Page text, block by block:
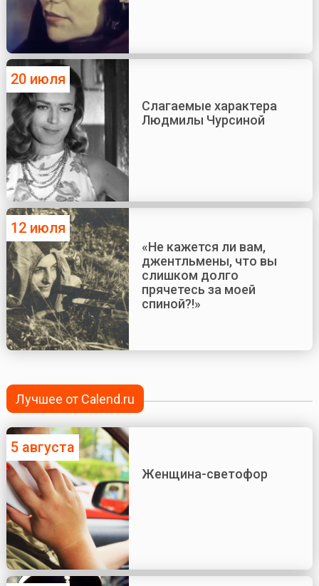
20 июля
Слагаемые характера
Людмилы Чурсиной
12 июля
«Не кажется ли вам,
джентльмены, что вы
слишком долго
прячетесь за моей
спиной?!»
Лучшее от Calend.ru
5 августа
Женщина-светофор